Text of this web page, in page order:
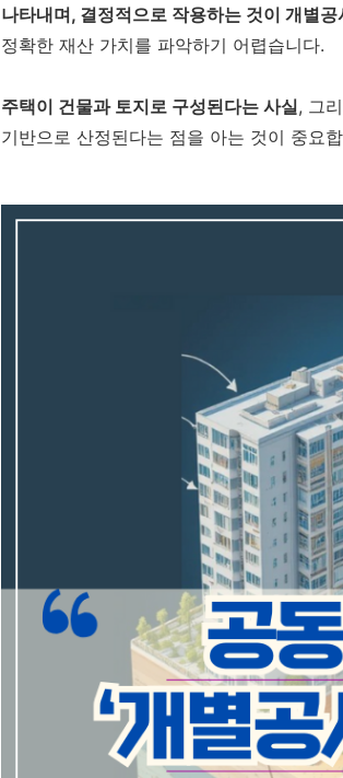
나타내며, 결정적으로 작용하는 것이 개별공
정확한 재산 가치를 파악하기 어렵습니다.
주택이 건물과 토지로 구성된다는 사실, 그
기반으로 산정된다는 점을 아는 것이 중요